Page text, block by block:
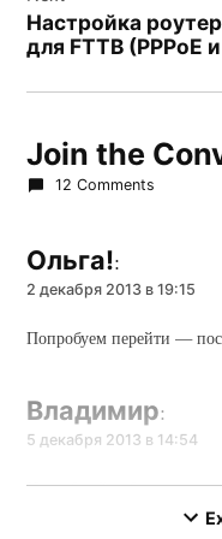
Настройка
для FTTB (PPPoE
Join the
12 Comments
Ольга!:
2 декабря 2013 в 19:15
Попробуем перейти —
Владимир:
5 декабря 2013 в 14:54
Неудобный кабинет -не
отслеживать свой счет!